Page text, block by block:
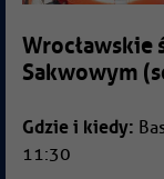
Wrocławskie
Sakwowym
Gdzie i kiedy:
11:30